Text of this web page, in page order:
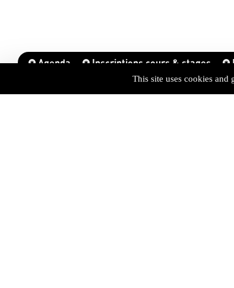
Agenda Inscriptions cours & stages
This site uses cookies